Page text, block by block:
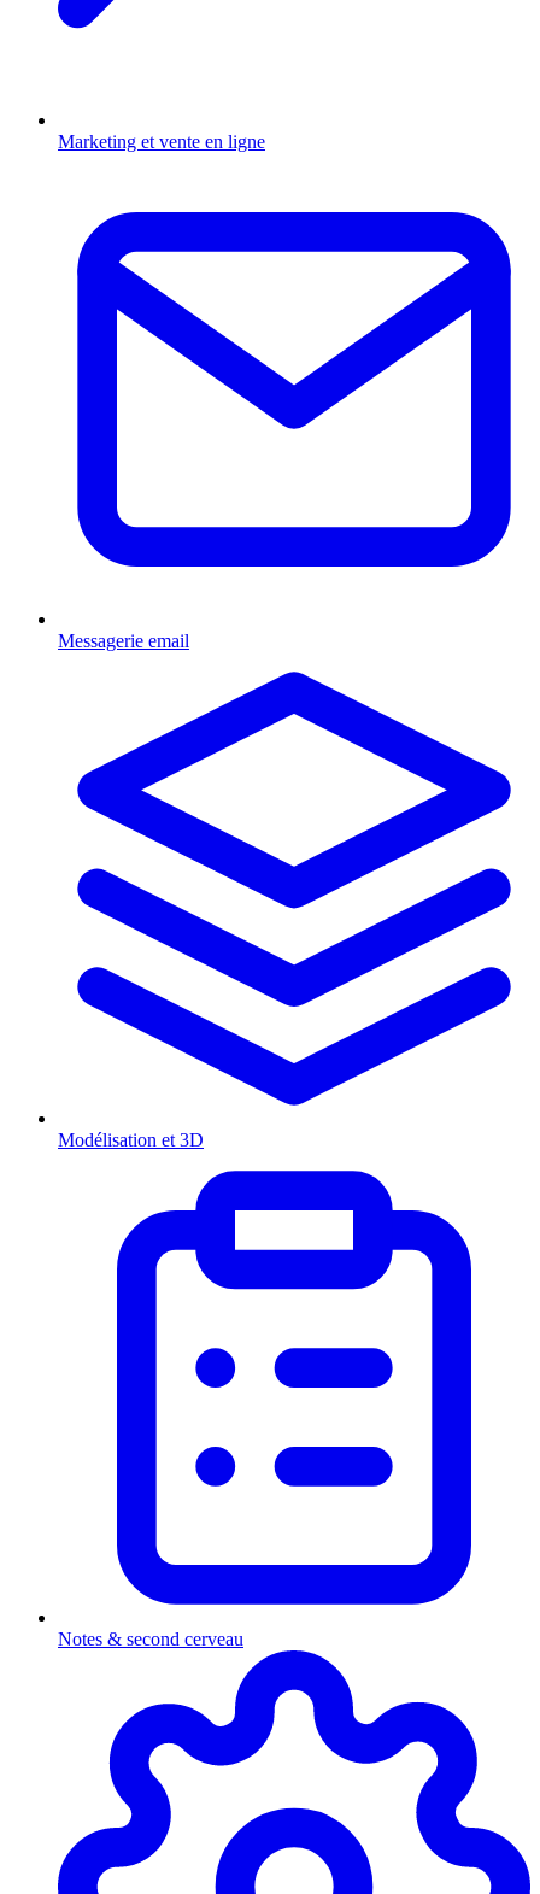
Marketing et vente en ligne
Messagerie email
Modélisation et 3D
Notes & second cerveau